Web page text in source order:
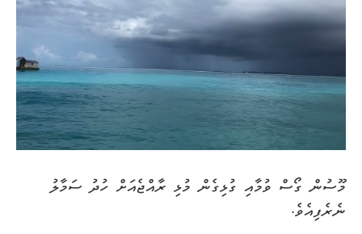
މޫސުން ގޯސް ވުމާއި ގުޅިގެން މުޅި ރާއްޖެއަށް ހުދު ސަމާލު
ނެރެފިއެވެ.